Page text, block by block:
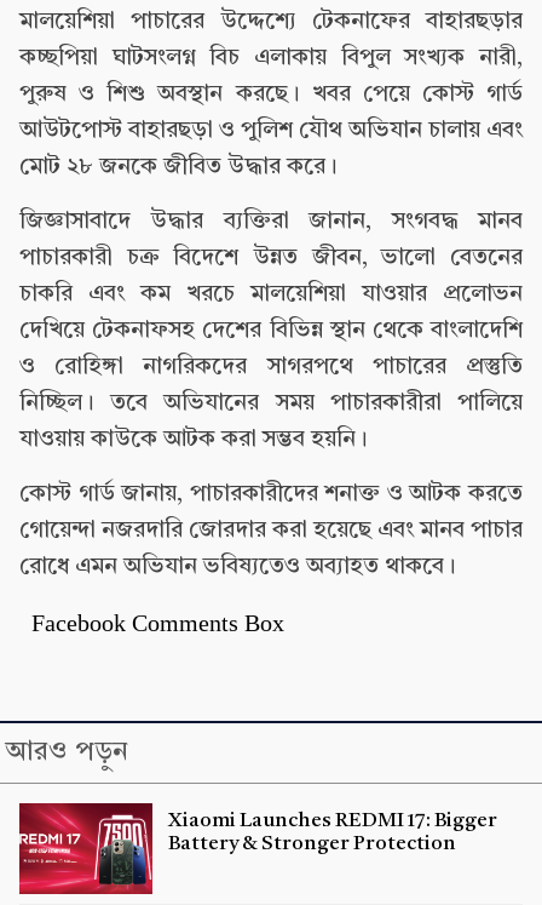
মালয়েশিয়া পাচারের উদ্দেশ্যে টেকনাফের বাহারছড়ার
কচ্ছপিয়া ঘাটসংলগ্ন বিচ এলাকায় বিপুল সংখ্যক নারী,
পুরুষ ও শিশু অবস্থান করছে। খবর পেয়ে কোস্ট গার্ড
আউটপোস্ট বাহারছড়া ও পুলিশ যৌথ অভিযান চালায় এবং
মোট ২৮ জনকে জীবিত উদ্ধার করে।
জিজ্ঞাসাবাদে উদ্ধার ব্যক্তিরা জানান, সংগবদ্ধ মানব
পাচারকারী চক্র বিদেশে উন্নত জীবন, ভালো বেতনের
চাকরি এবং কম খরচে মালয়েশিয়া যাওয়ার প্রলোভন
দেখিয়ে টেকনাফসহ দেশের বিভিন্ন স্থান থেকে বাংলাদেশি
ও রোহিঙ্গা নাগরিকদের সাগরপথে পাচারের প্রস্তুতি
নিচ্ছিল। তবে অভিযানের সময় পাচারকারীরা পালিয়ে
যাওয়ায় কাউকে আটক করা সম্ভব হয়নি।
কোস্ট গার্ড জানায়, পাচারকারীদের শনাক্ত ও আটক করতে
গোয়েন্দা নজরদারি জোরদার করা হয়েছে এবং মানব পাচার
রোধে এমন অভিযান ভবিষ্যতেও অব্যাহত থাকবে।
Facebook Comments Box
আরও পড়ুন
Xiaomi Launches REDMI 17: Bigger
Battery & Stronger Protection